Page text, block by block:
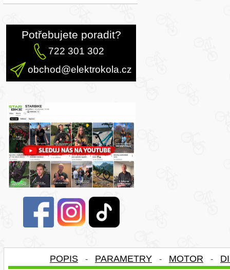
Potřebujete poradit?
722 301 302
obchod@elektrokola.cz
POPIS - PARAMETRY - MOTOR -